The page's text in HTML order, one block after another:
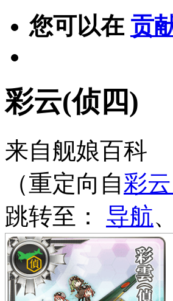
您可以在 贡
彩云(侦四)
来自舰娘百科
（重定向自彩云
跳转至： 导航、